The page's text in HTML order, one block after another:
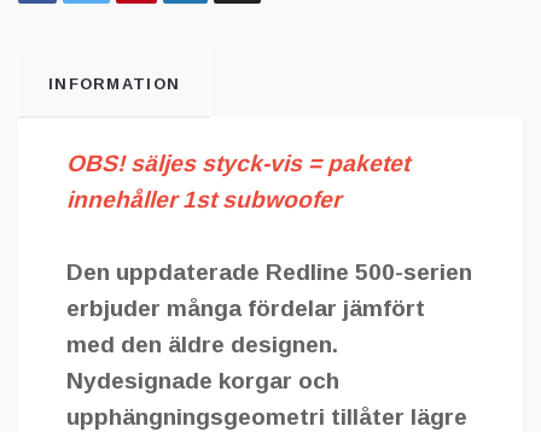
INFORMATION
OBS! säljes styck-vis =paketet
innehåller 1st subwoofer
Den uppdaterade Redline 500-serien
erbjuder många fördelar jämfört
med den äldre designen.
Nydesignade korgar och
upphängningsgeometri tillåter lägre